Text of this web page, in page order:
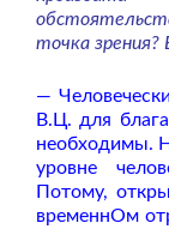
точка
—
В.Ц. для
необходимы.
уровне
Потому,
временнОм